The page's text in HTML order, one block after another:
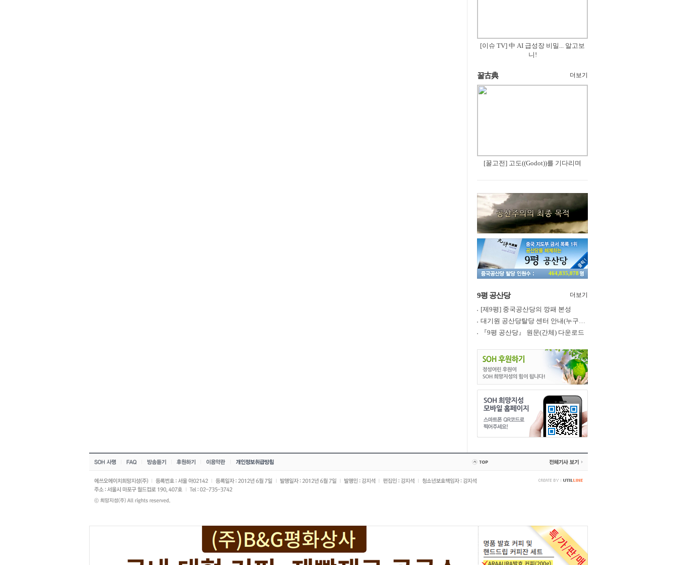
[이슈 TV] 中 AI 급성장 비밀... 알고보
니!
꿀古典 더보기
[꿀고전] 고도((Godot))를 기다리며
464,835,078
9평 공산당 더보기
[제9평] 중국공산당의 깡패 본성
대기원 공산당탈당 센터 안내(누구나 쉽게 退黨, 退團, 退隊 가능)
『9평 공산당』 원문(간체) 다운로드